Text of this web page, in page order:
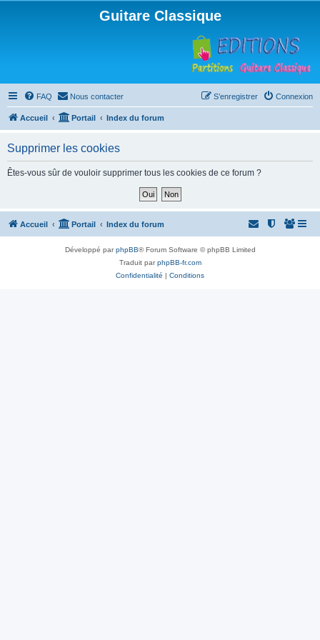
Guitare Classique
FAQ Nous contacter Connexion
S’enregistrer
Accueil Portail Index du forum
Supprimer les cookies
Êtes-vous sûr de vouloir supprimer tous les cookies de ce forum ?
Accueil Portail Index du forum
Développé parphpBB® Forum Software © phpBB Limited
Traduit parphpBB-fr.com
Confidentialité | Conditions